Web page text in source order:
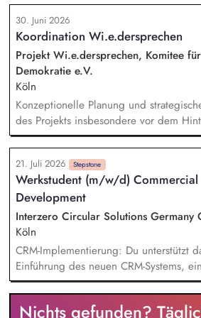
eigenständig die Planung und
Kontext Nachhaltigkeit. Bei der
Nachhaltigkeitsberichtserstattung.
und Durchführung von
die Erstellung von Präsentationen,
und Analysen sowie durch die
interner Termine).
30. Juni 2026
Koordination Wi.e.dersprechen
Projekt Wi.e.dersprechen, Komitee
Demokratie e.V.
Köln
Konzeptionelle Planung und
des Projekts insbesondere vor dem
politischer Entwicklungen in den
Öffentlichkeitsarbeit Print und web in
Vertretung des Projekts bei Vorträgen,
Fundraisingveranstaltungen,
Privatspendenfundraisings,
und das Gewinnen von (neuen)
und Begleitung der etwa jährlich
Dialogseminare.
21. Juli 2026 Stepstone
Werkstudent (m/w/d) Commercial
Development
Interzero Circular Solutions Germany
Köln
CRM-Implementierung: Du unterstützt
Einführung des neuen CRM-Systems,
Datenpflege, Testing und Begleitung
Tagesgeschäft Commercial
operative Aufgaben im Tagesgeschäft,
Nichts gefunden?